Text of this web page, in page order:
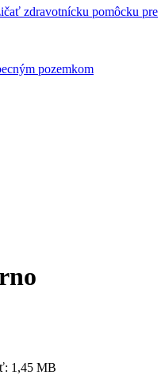
zdravotnícku pomôcku pre
pozemkom
1,45 MB